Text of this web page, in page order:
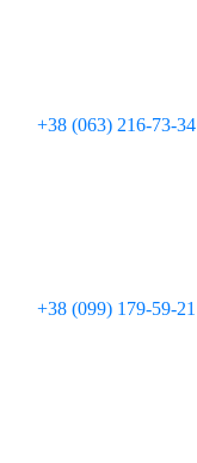
+38 (063) 216-73-34
+38 (099) 179-59-21